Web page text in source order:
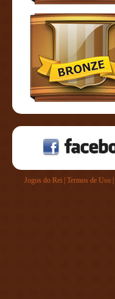
Jogos do Rei| Termos de Uso|